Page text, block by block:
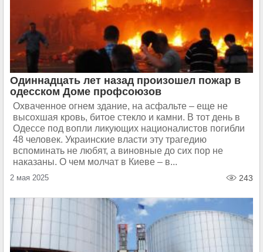
Одиннадцать лет назад произошел пожар в
одесском Доме профсоюзов
Охваченное огнем здание, на асфальте – еще не
высохшая кровь, битое стекло и камни. В тот день в
Одессе под вопли ликующих националистов погибли
48 человек. Украинские власти эту трагедию
вспоминать не любят, а виновные до сих пор не
наказаны. О чем молчат в Киеве – в...
2 мая 2025 243